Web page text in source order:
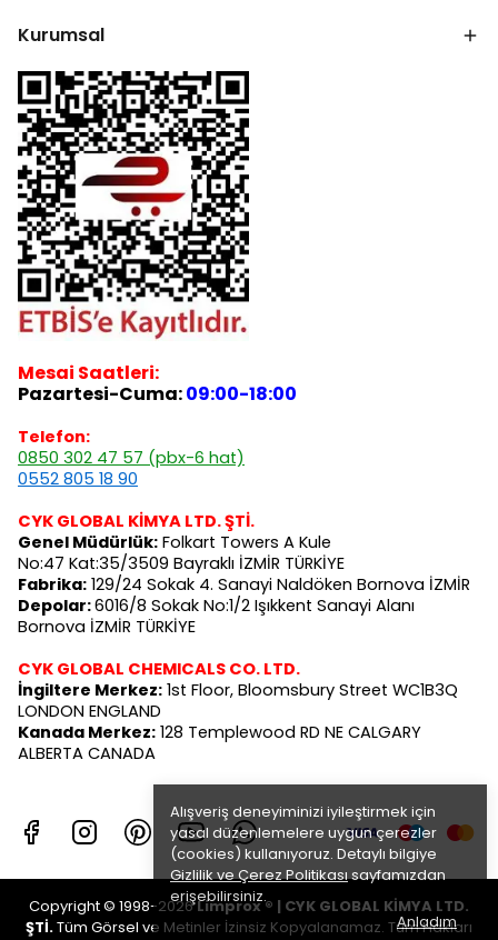
Alışveriş deneyiminizi iyileştirmek için
yasal düzenlemelere uygun çerezler
(cookies) kullanıyoruz. Detaylı bilgiye
Gizlilik ve Çerez Politikasısayfamızdan
erişebilirsiniz.
Anladım
Kurumsal
Mesai Saatleri:
Pazartesi-Cuma:09:00-18:00
Telefon:
0850 302 47 57 (pbx-6 hat)
0552 805 18 90
CYK GLOBAL KİMYA LTD. ŞTİ.
Genel Müdürlük: Folkart Towers A Kule
No:47 Kat:35/3509 Bayraklı İZMİR TÜRKİYE
Fabrika: 129/24 Sokak 4. Sanayi Naldöken Bornova İZMİR
Depolar:6016/8 Sokak No:1/2 Işıkkent Sanayi Alanı
Bornova İZMİR TÜRKİYE
CYK GLOBAL CHEMICALS CO. LTD.
İngiltere Merkez: 1st Floor, Bloomsbury Street WC1B3Q
LONDON ENGLAND
Kanada Merkez: 128 Templewood RD NE CALGARY
ALBERTA CANADA
Copyright © 1998-2026Limprox ® | CYK GLOBAL KİMYA LTD.
ŞTİ.Tüm Görsel ve Metinler İzinsiz Kopyalanamaz. Tüm Hakları